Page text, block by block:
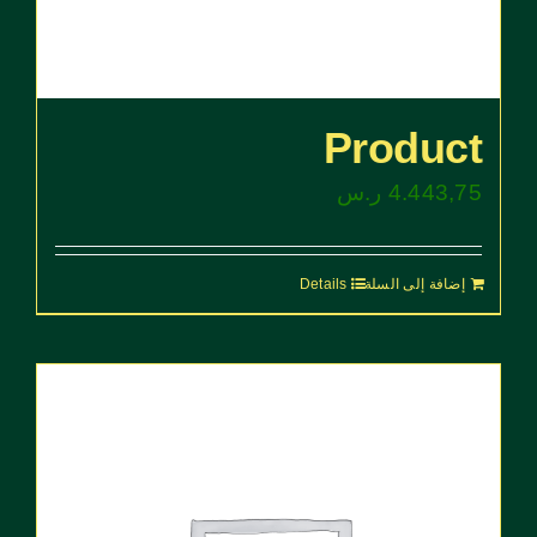
Product
4.443,75 ر.س
إضافة إلى السلة Details